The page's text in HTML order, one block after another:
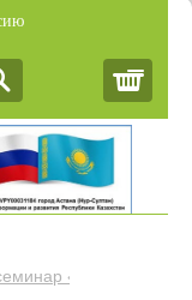
«Обобщение